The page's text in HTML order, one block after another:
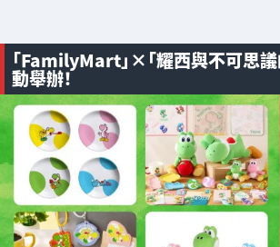
「FamilyMart」×「耀西與不可思
動舉辦！